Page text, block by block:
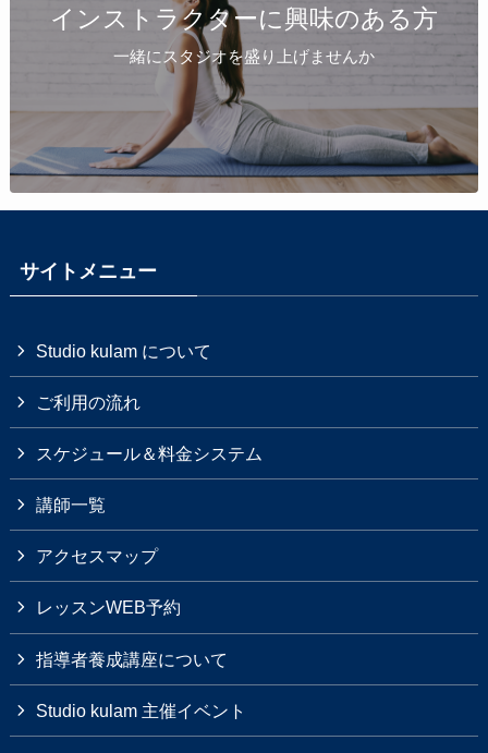
インストラクターに興味のある方
一緒にスタジオを盛り上げませんか
サイトメニュー
Studio kulam について
ご利用の流れ
スケジュール＆料金システム
講師一覧
アクセスマップ
レッスンWEB予約
指導者養成講座について
Studio kulam 主催イベント